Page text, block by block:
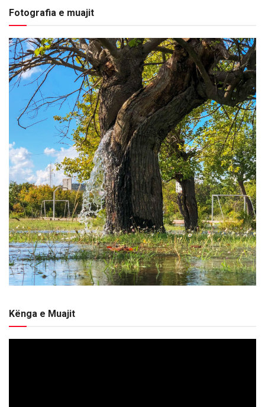
Fotografia e muajit
Kënga e Muajit